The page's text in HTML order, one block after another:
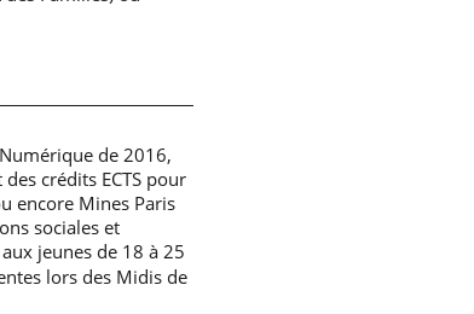
de 2016,
crédits ECTS pour
encore Mines Paris
sociales et
jeunes de 18 à 25
lors des Midis de